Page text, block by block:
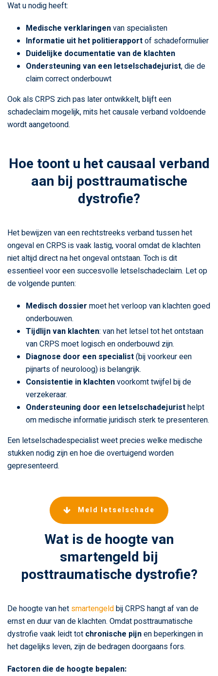
Wat u nodig heeft:
Medische verklaringenvan specialisten
Informatie uit het politierapportof schadeformulier
Duidelijke documentatie van de klachten
Ondersteuning van een letselschadejurist, die de
claim correct onderbouwt
Ook als CRPS zich pas later ontwikkelt, blijft een
schadeclaim mogelijk, mits het causale verband voldoende
wordt aangetoond.
Hoe toont u het causaal verband
aan bij posttraumatische
dystrofie?
Het bewijzen van een rechtstreeks verband tussen het
ongeval en CRPS is vaak lastig, vooral omdat de klachten
niet altijd direct na het ongeval ontstaan. Toch is dit
essentieel voor een succesvolle letselschadeclaim. Let op
de volgende punten:
Medisch dossier moet het verloop van klachten goed
onderbouwen.
Tijdlijn van klachten: van het letsel tot het ontstaan
van CRPS moet logisch en onderbouwd zijn.
Diagnose door een specialist(bij voorkeur een
pijnarts of neuroloog) is belangrijk.
Consistentie in klachtenvoorkomt twijfel bij de
verzekeraar.
Ondersteuning door een letselschadejuristhelpt
om medische informatie juridisch sterk te presenteren.
Een letselschadespecialist weet precies welke medische
stukken nodig zijn en hoe die overtuigend worden
gepresenteerd.
Meld letselschade
Wat is de hoogte van
smartengeld bij
posttraumatische dystrofie?
De hoogte van het smartengeldbij CRPS hangt af van de
ernst en duur van de klachten. Omdat posttraumatische
dystrofie vaak leidt tot chronische pijnen beperkingen in
het dagelijks leven, zijn de bedragen doorgaans fors.
Factoren die de hoogte bepalen: